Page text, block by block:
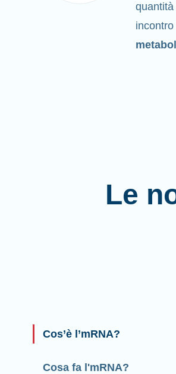
Le
Cos’è l’mRNA?
Cosa fa l'mRNA?